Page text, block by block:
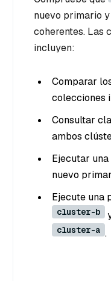
nuevo primario
coherentes. Las
incluyen:
Comparar
colecciones
Consultar
ambos
Ejecutar
nuevo
Ejecute una
cluster-b
cluster-a .